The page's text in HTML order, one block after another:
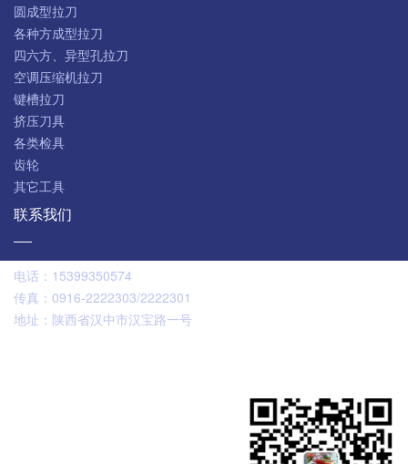
圆成型拉刀
各种方成型拉刀
四六方、异型孔拉刀
空调压缩机拉刀
键槽拉刀
挤压刀具
各类检具
齿轮
其它工具
联系我们
电话： 15399350574
传真： 0916-2222303/2222301
地址： 陕西省汉中市汉宝路一号